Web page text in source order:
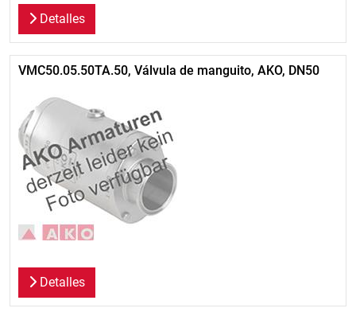
Detalles
VMC50.05.50TA.50, Válvula de manguito, AKO, DN50
Detalles